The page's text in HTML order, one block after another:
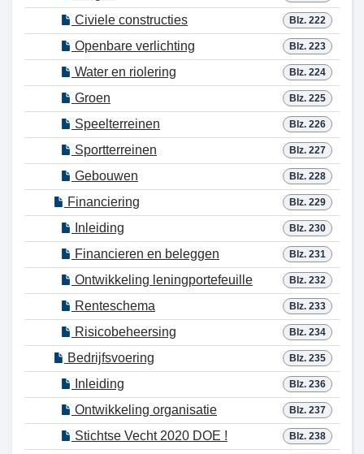
Blz. 222
Civiele constructies
Blz. 223
Openbare verlichting
Blz. 224
Water en riolering
Blz. 225
Groen
Blz. 226
Speelterreinen
Blz. 227
Sportterreinen
Blz. 228
Gebouwen
Blz. 229
Financiering
Blz. 230
Inleiding
Blz. 231
Financieren en beleggen
Blz. 232
Ontwikkeling leningportefeuille
Blz. 233
Renteschema
Blz. 234
Risicobeheersing
Blz. 235
Bedrijfsvoering
Blz. 236
Inleiding
Blz. 237
Ontwikkeling organisatie
Blz. 238
Stichtse Vecht 2020 DOE !